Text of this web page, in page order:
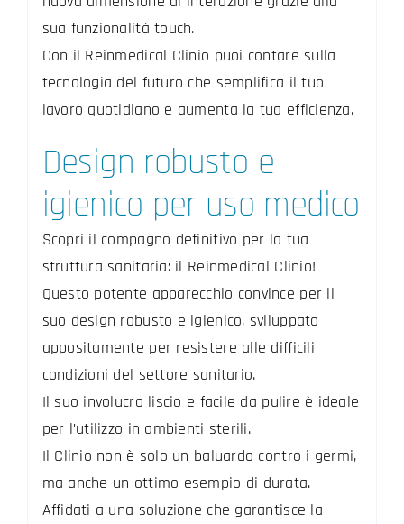
sua funzionalità touch.
Con il Reinmedical Clinio puoi contare sulla
tecnologia del futuro che semplifica il tuo
lavoro quotidiano e aumenta la tua efficienza.
Design robusto e
igienico per uso medico
Scopri il compagno definitivo per la tua
struttura sanitaria: il Reinmedical Clinio!
Questo potente apparecchio convince per il
suo design robusto e igienico, sviluppato
appositamente per resistere alle difficili
condizioni del settore sanitario.
Il suo involucro liscio e facile da pulire è ideale
per l’utilizzo in ambienti sterili.
Il Clinio non è solo un baluardo contro i germi,
ma anche un ottimo esempio di durata.
Affidati a una soluzione che garantisce la